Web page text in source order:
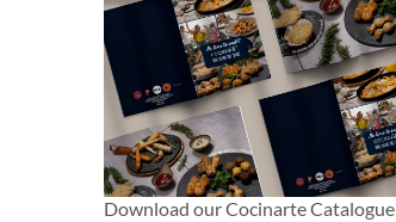
Download our Cocinarte Catalogue